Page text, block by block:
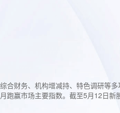
合财务、机构增减持、特色调研等多
跑赢市场主要指数。截至5月12日新